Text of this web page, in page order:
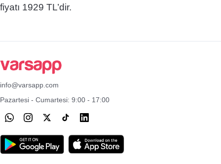
fiyatı 1929 TL’dir.
info@varsapp.com
Pazartesi - Cumartesi: 9:00 - 17:00